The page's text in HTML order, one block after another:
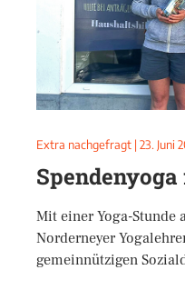
Extra nachgefragt | 23. Juni
Mit einer Yoga-Stunde
Norderneyer
gemeinnützigen